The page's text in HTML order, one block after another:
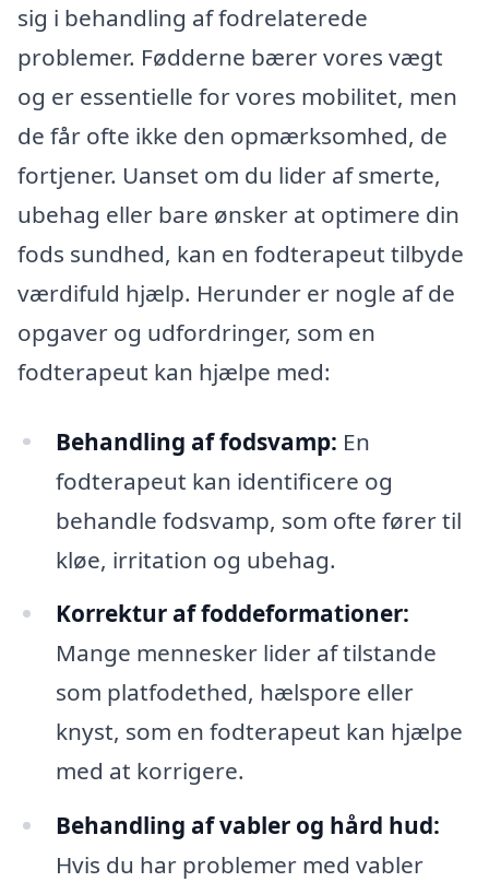
sig i behandling af fodrelaterede
problemer. Fødderne bærer vores vægt
og er essentielle for vores mobilitet, men
de får ofte ikke den opmærksomhed, de
fortjener. Uanset om du lider af smerte,
ubehag eller bare ønsker at optimere din
fods sundhed, kan en fodterapeut tilbyde
værdifuld hjælp. Herunder er nogle af de
opgaver og udfordringer, som en
fodterapeut kan hjælpe med:
Behandling af fodsvamp: En
fodterapeut kan identificere og
behandle fodsvamp, som ofte fører til
kløe, irritation og ubehag.
Korrektur af foddeformationer:
Mange mennesker lider af tilstande
som platfodethed, hælspore eller
knyst, som en fodterapeut kan hjælpe
med at korrigere.
Behandling af vabler og hård hud:
Hvis du har problemer med vabler